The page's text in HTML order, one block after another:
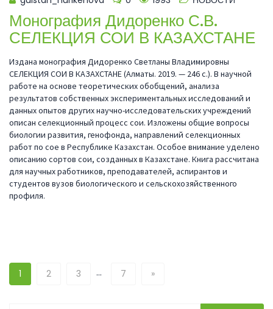
Монография Дидоренко С.В.
СЕЛЕКЦИЯ СОИ В КАЗАХСТАНЕ
Издана монография Дидоренко Светланы Владимировны
СЕЛЕКЦИЯ СОИ В КАЗАХСТАНЕ (Алматы. 2019. — 246 с.). В научной
работе на основе теоретических обобщений, анализа
результатов собственных экспериментальных исследований и
данных опытов других научно-исследовательских учреждений
описан селекционный процесс сои. Изложены общие вопросы
биологии развития, генофонда, направлений селекционных
работ по сое в Республике Казахстан. Особое внимание уделено
описанию сортов сои, созданных в Казахстане. Книга рассчитана
для научных работников, преподавателей, аспирантов и
студентов вузов биологического и сельскохозяйственного
профиля.
1 2 3 … 7 »